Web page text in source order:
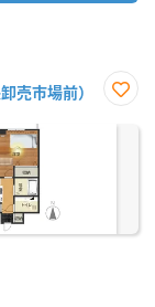
売市場前）
に入